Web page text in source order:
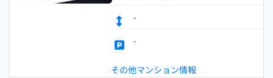
-
-
その他マンション情報